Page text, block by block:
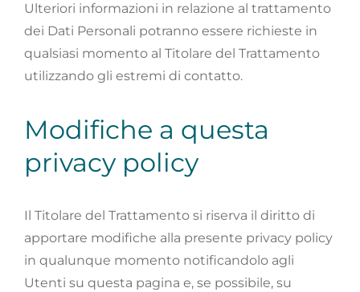
Ulteriori informazioni in relazione al trattamento
dei Dati Personali potranno essere richieste in
qualsiasi momento al Titolare del Trattamento
utilizzando gli estremi di contatto.
Modifiche a questa
privacy policy
Il Titolare del Trattamento si riserva il diritto di
apportare modifiche alla presente privacy policy
in qualunque momento notificandolo agli
Utenti su questa pagina e, se possibile, su